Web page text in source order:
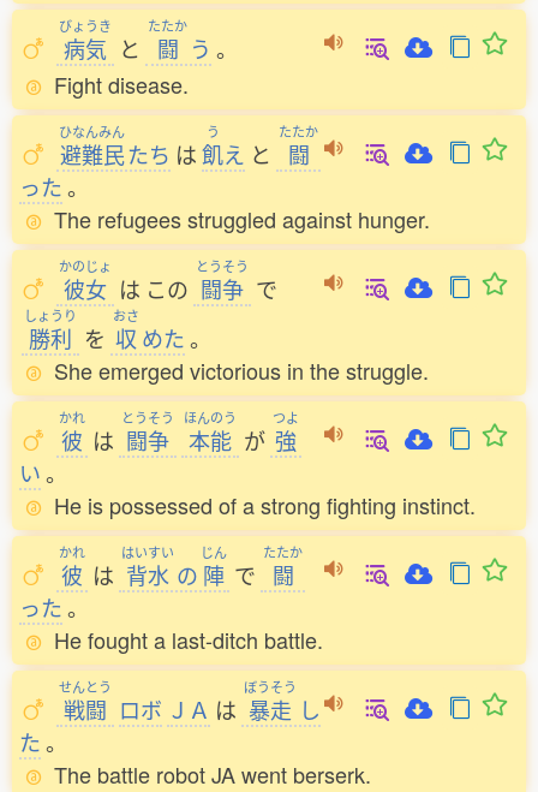
びょうき
病気 と
たたか
闘 う 。
Fight disease.
ひなんみん
避難民たち は
う
飢え と
たたか
闘
った。
The refugees struggled against hunger.
かのじょ
彼女 は この
とうそう
闘争 で
しょうり
勝利 を
おさ
収 めた。
She emerged victorious in the struggle.
かれ
彼 は
とうそう
闘争
ほんのう
本能 が
つよ
強
い。
He is possessed of a strong fighting instinct.
かれ
彼 は
はいすい
背水 の
じん
陣 で
たたか
闘
った。
He fought a last-ditch battle.
せんとう
戦闘 ロボ ＪＡ は
ぼうそう
暴走 し
た。
The battle robot JA went berserk.